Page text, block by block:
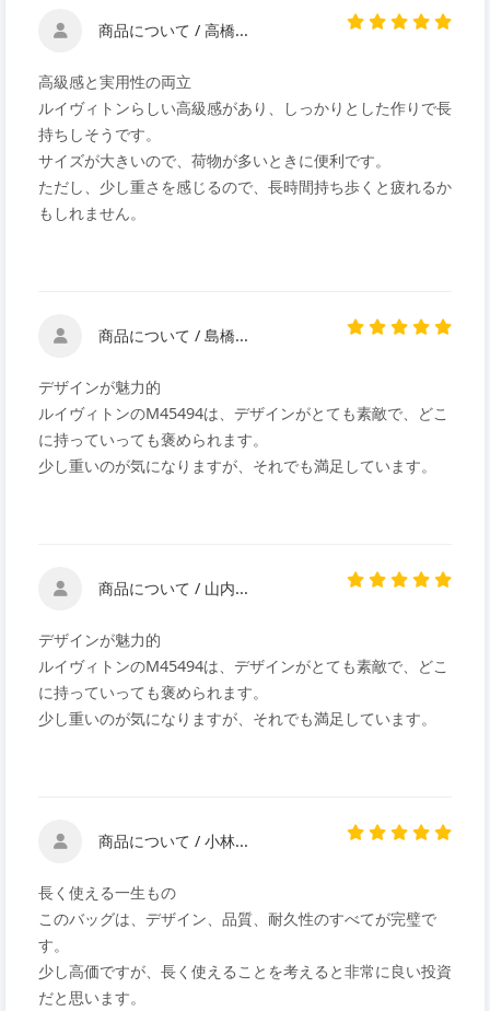
商品について / 高橋...
高級感と実用性の両立
ルイヴィトンらしい高級感があり、しっかりとした作りで長
持ちしそうです。
サイズが大きいので、荷物が多いときに便利です。
ただし、少し重さを感じるので、長時間持ち歩くと疲れるか
もしれません。
商品について / 島橋...
デザインが魅力的
ルイヴィトンのM45494は、デザインがとても素敵で、どこ
に持っていっても褒められます。
少し重いのが気になりますが、それでも満足しています。
商品について / 山内...
デザインが魅力的
ルイヴィトンのM45494は、デザインがとても素敵で、どこ
に持っていっても褒められます。
少し重いのが気になりますが、それでも満足しています。
商品について / 小林...
長く使える一生もの
このバッグは、デザイン、品質、耐久性のすべてが完璧で
す。
少し高価ですが、長く使えることを考えると非常に良い投資
だと思います。